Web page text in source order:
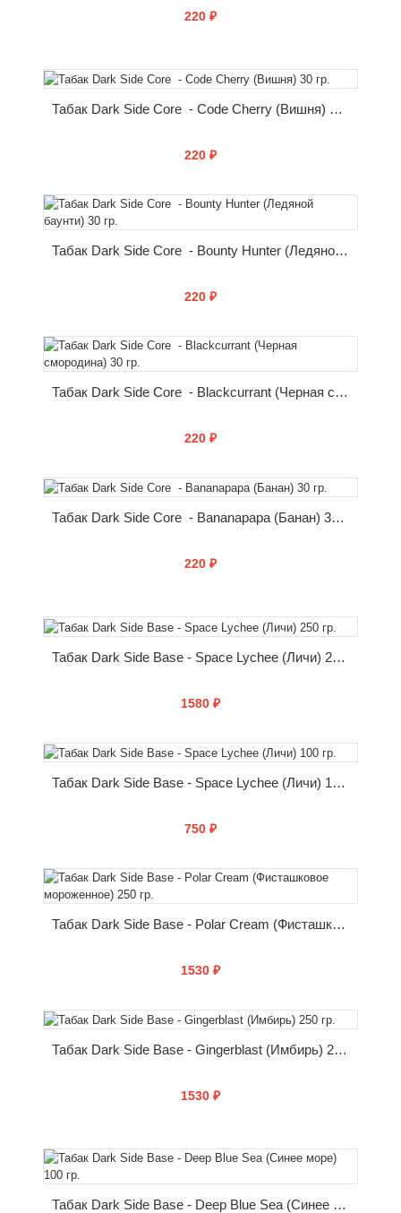
220 ₽
КУПИТЬ
Табак Dark Side Core - Code Cherry (Вишня) 30 гр.
220 ₽
КУПИТЬ
Табак Dark Side Core - Bounty Hunter (Ледяной баунти) 30 гр.
220 ₽
КУПИТЬ
Табак Dark Side Core - Blackcurrant (Черная смородина) 30 гр.
220 ₽
КУПИТЬ
Табак Dark Side Core - Bananapapa (Банан) 30 гр.
220 ₽
КУПИТЬ
Табак Dark Side Base - Space Lychee (Личи) 250 гр.
1580 ₽
КУПИТЬ
Табак Dark Side Base - Space Lychee (Личи) 100 гр.
750 ₽
КУПИТЬ
Табак Dark Side Base - Polar Cream (Фисташковое мороженное) 250 гр.
1530 ₽
КУПИТЬ
Табак Dark Side Base - Gingerblast (Имбирь) 250 гр.
1530 ₽
КУПИТЬ
Табак Dark Side Base - Deep Blue Sea (Синее море) 100 гр.